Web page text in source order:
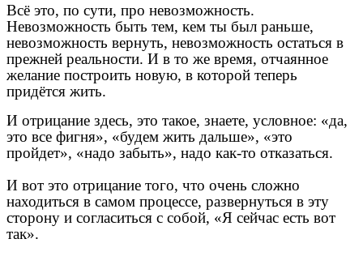
Всё это, по сути, про невозможность.
Невозможность быть тем, кем ты был раньше,
невозможность вернуть, невозможность остаться в
прежней реальности. И в то же время, отчаянное
желание построить новую, в которой теперь
придётся жить.
И отрицание здесь, это такое, знаете, условное: «да,
это все фигня», «будем жить дальше», «это
пройдет», «надо забыть», надо как-то отказаться.
И вот это отрицание того, что очень сложно
находиться в самом процессе, развернуться в эту
сторону и согласиться с собой, «Я сейчас есть вот
так».